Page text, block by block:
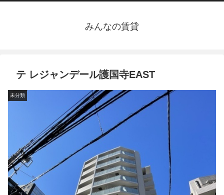
みんなの賃貸
テ レジャンデール護国寺EAST
未分類